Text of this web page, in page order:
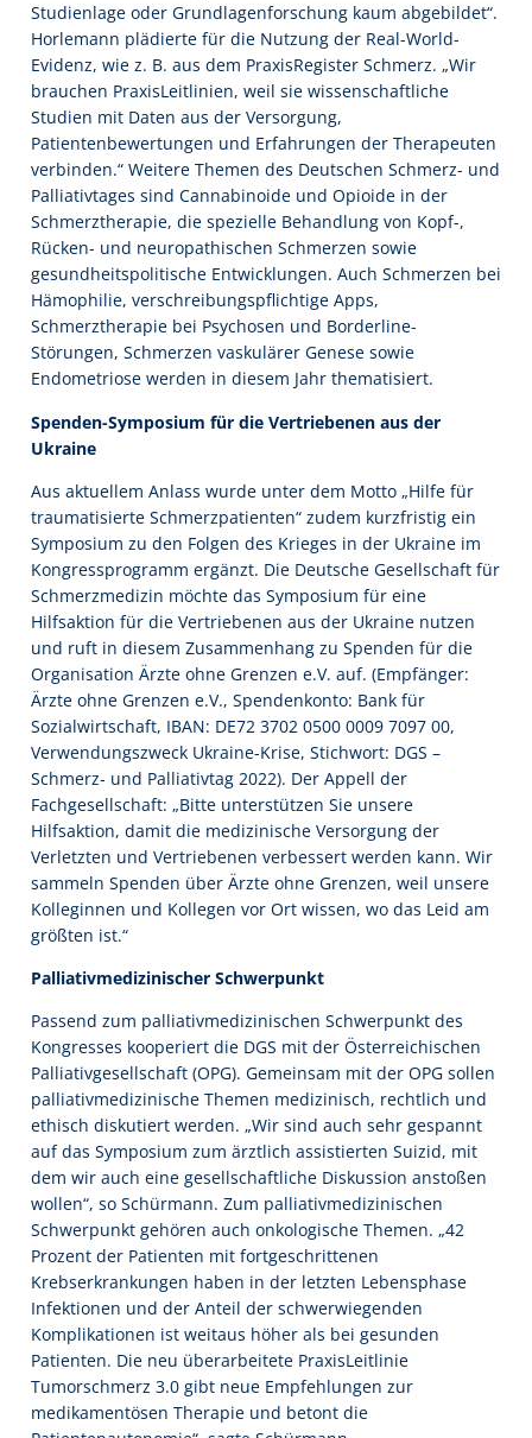
Studienlage oder Grundlagenforschung kaum abgebildet“.
Horlemann plädierte für die Nutzung der Real-World-
Evidenz, wie z. B. aus dem PraxisRegister Schmerz. „Wir
brauchen PraxisLeitlinien, weil sie wissenschaftliche
Studien mit Daten aus der Versorgung,
Patientenbewertungen und Erfahrungen der Therapeuten
verbinden.“ Weitere Themen des Deutschen Schmerz- und
Palliativtages sind Cannabinoide und Opioide in der
Schmerztherapie, die spezielle Behandlung von Kopf-,
Rücken- und neuropathischen Schmerzen sowie
gesundheitspolitische Entwicklungen. Auch Schmerzen bei
Hämophilie, verschreibungspflichtige Apps,
Schmerztherapie bei Psychosen und Borderline-
Störungen, Schmerzen vaskulärer Genese sowie
Endometriose werden in diesem Jahr thematisiert.
Spenden-Symposium für die Vertriebenen aus der
Ukraine
Aus aktuellem Anlass wurde unter dem Motto „Hilfe für
traumatisierte Schmerzpatienten“ zudem kurzfristig ein
Symposium zu den Folgen des Krieges in der Ukraine im
Kongressprogramm ergänzt. Die Deutsche Gesellschaft für
Schmerzmedizin möchte das Symposium für eine
Hilfsaktion für die Vertriebenen aus der Ukraine nutzen
und ruft in diesem Zusammenhang zu Spenden für die
Organisation Ärzte ohne Grenzen e.V. auf. (Empfänger:
Ärzte ohne Grenzen e.V., Spendenkonto: Bank für
Sozialwirtschaft, IBAN: DE72 3702 0500 0009 7097 00,
Verwendungszweck Ukraine-Krise, Stichwort: DGS –
Schmerz- und Palliativtag 2022). Der Appell der
Fachgesellschaft: „Bitte unterstützen Sie unsere
Hilfsaktion, damit die medizinische Versorgung der
Verletzten und Vertriebenen verbessert werden kann. Wir
sammeln Spenden über Ärzte ohne Grenzen, weil unsere
Kolleginnen und Kollegen vor Ort wissen, wo das Leid am
größten ist.“
Palliativmedizinischer Schwerpunkt
Passend zum palliativmedizinischen Schwerpunkt des
Kongresses kooperiert die DGS mit der Österreichischen
Palliativgesellschaft (OPG). Gemeinsam mit der OPG sollen
palliativmedizinische Themen medizinisch, rechtlich und
ethisch diskutiert werden. „Wir sind auch sehr gespannt
auf das Symposium zum ärztlich assistierten Suizid, mit
dem wir auch eine gesellschaftliche Diskussion anstoßen
wollen“, so Schürmann. Zum palliativmedizinischen
Schwerpunkt gehören auch onkologische Themen. „42
Prozent der Patienten mit fortgeschrittenen
Krebserkrankungen haben in der letzten Lebensphase
Infektionen und der Anteil der schwerwiegenden
Komplikationen ist weitaus höher als bei gesunden
Patienten. Die neu überarbeitete PraxisLeitlinie
Tumorschmerz 3.0 gibt neue Empfehlungen zur
medikamentösen Therapie und betont die